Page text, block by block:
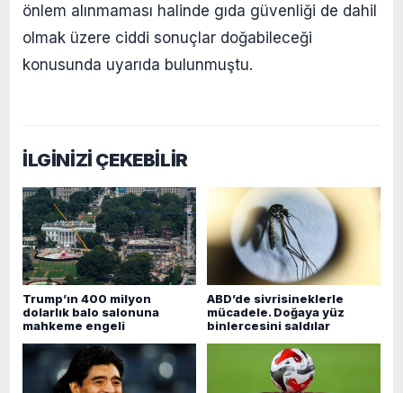
önlem alınmaması halinde gıda güvenliği de dahil
olmak üzere ciddi sonuçlar doğabileceği
konusunda uyarıda bulunmuştu.
İLGİNİZİ ÇEKEBİLİR
Trump’ın 400 milyon
dolarlık balo salonuna
mahkeme engeli
ABD’de sivrisineklerle
mücadele. Doğaya yüz
binlercesini saldılar